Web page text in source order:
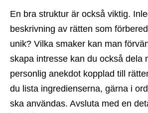
En bra struktur är också viktig.
beskrivning av rätten som
unik? Vilka smaker kan man
skapa intresse kan du också dela
personlig anekdot kopplad till
du lista ingredienserna, gärna i
ska användas. Avsluta med en